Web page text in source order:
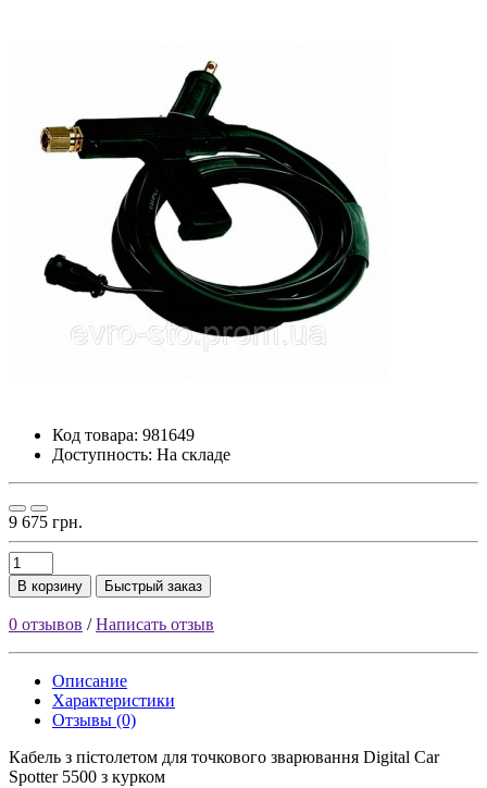
Код товара: 981649
Доступность: На складе
9 675 грн.
В корзину Быстрый заказ
0 отзывов /Написать отзыв
Описание
Характеристики
Отзывы (0)
Кабель з пістолетом для точкового зварювання Digital Car
Spotter 5500 з курком